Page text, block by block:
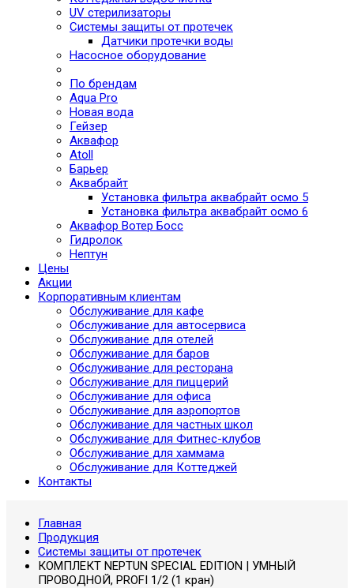
UV стерилизаторы
Системы защиты от протечек
Датчики протечки воды
Насосное оборудование
По брендам
Aqua Pro
Новая вода
Гейзер
Аквафор
Atoll
Барьер
Аквабрайт
Установка фильтра аквабрайт осмо 5
Установка фильтра аквабрайт осмо 6
Аквафор Вотер Босс
Гидролок
Нептун
Цены
Акции
Корпоративным клиентам
Обслуживание для кафе
Обслуживание для автосервиса
Обслуживание для отелей
Обслуживание для баров
Обслуживание для ресторана
Обслуживание для пиццерий
Обслуживание для офиса
Обслуживание для аэропортов
Обслуживание для частных школ
Обслуживание для Фитнес-клубов
Обслуживание для хаммама
Обслуживание для Коттеджей
Контакты
Главная
Продукция
Системы защиты от протечек
КОМПЛЕКТ NEPTUN SPECIAL EDITION | УМНЫЙ
ПРОВОДНОЙ, PROFI 1/2 (1 кран)